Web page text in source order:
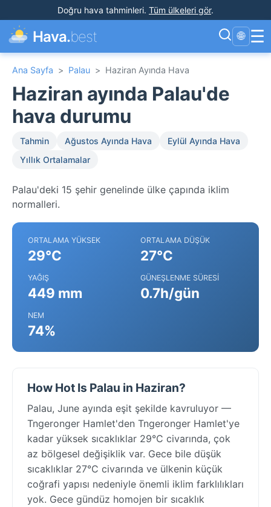
Doğru hava tahminleri. Tüm ülkeleri gör.
Hava.best 🌐 ☰
Ana Sayfa > Palau > Haziran Ayında Hava
Haziran ayında Palau'de
hava durumu
Tahmin Ağustos Ayında Hava
Eylül Ayında Hava
Yıllık Ortalamalar
Palau'deki 15 şehir genelinde ülke çapında iklim
normalleri.
ORTALAMA YÜKSEK
29°C
ORTALAMA DÜŞÜK
27°C
YAĞIŞ
449 mm
GÜNEŞLENME SÜRESI
0.7h/gün
NEM
74%
How Hot Is Palau in Haziran?
Palau, June ayında eşit şekilde kavruluyor —
Tngeronger Hamlet'den Tngeronger Hamlet'ye
kadar yüksek sıcaklıklar 29°C civarında, çok
az bölgesel değişiklik var. Gece bile düşük
sıcaklıklar 27°C civarında ve ülkenin küçük
coğrafi yapısı nedeniyle önemli iklim farklılıkları
yok. Gece gündüz homojen bir sıcaklık